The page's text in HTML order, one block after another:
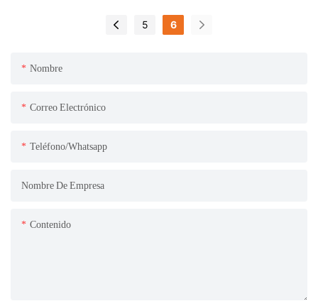
5 6
Nombre
Correo Electrónico
Teléfono/whatsapp
Nombre De Empresa
Contenido